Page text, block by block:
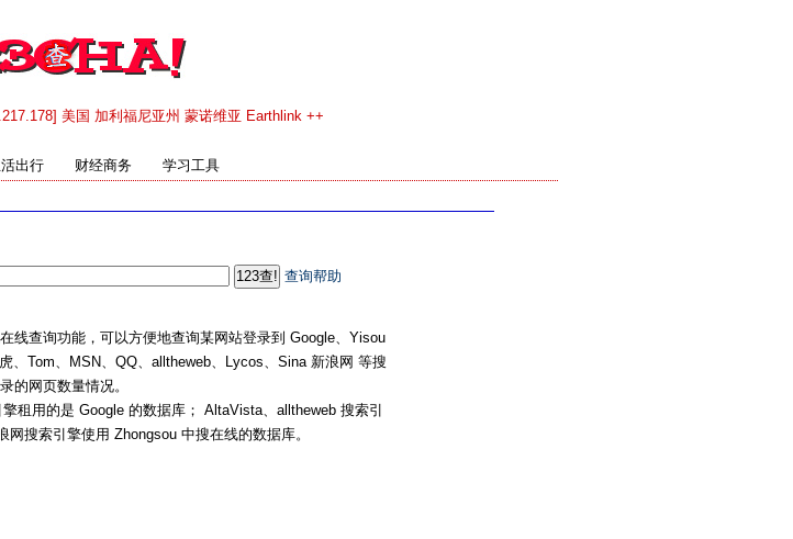
美国 加利福尼亚州 蒙诺维亚 Earthlink ++
出行 财经商务 学习工具
查询帮助
查询功能，可以方便地查询某网站登录到 Google、Yisou
、Tom、MSN、QQ、alltheweb、Lycos、Sina 新浪网 等搜
的网页数量情况。
用的是 Google 的数据库； AltaVista、alltheweb 搜索引
搜索引擎使用 Zhongsou 中搜在线的数据库。